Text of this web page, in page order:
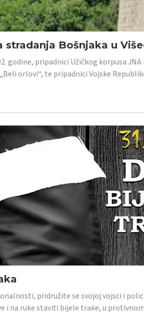
stradanja Bošnjaka u
godine, pripadnici Užičkog korpusa
orlovi“, te pripadnici Vojske
pridružite se svojoj vojsci i
i na ruke staviti bijele trake, u